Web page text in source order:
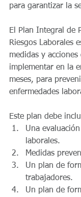
para garantizar la
El Plan Integral de
Riesgos Laborales
medidas y acciones
implementar en la
meses, para
enfermedades
Este plan debe
Una
laborales.
Medidas
Un plan de
trabajadores.
Un plan de